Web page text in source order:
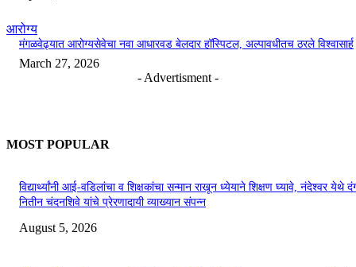
आरोग्य
मंगळवेढ्यात आरोग्यसेवेचा नवा आधारवड बेलदार हॉस्पिटल, अल्पावधीतच ठरले विश्वासार्ह
March 27, 2026
- Advertisment -
MOST POPULAR
विद्यार्थ्यांनी आई-वडिलांचा व शिक्षकांचा सन्मान राखून ध्येयाने शिक्षण घ्यावे, नंदेश्वर येथे
नितीन चंदनशिवे यांचे प्रेरणादायी व्याख्यान संपन्न
August 5, 2026